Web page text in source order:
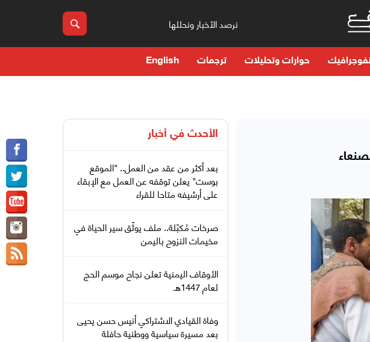
نرصد الأخبار ونحللها
حوارات وتحليلات ترجمات English
الأحدث في أخبار
بعد أكثر من عقد من العمل.. "الموقع
بوست" يعلن توقفه عن العمل مع الإبقاء
على أرشيفه متاحا للقراء
صرخات مُكبّلة.. ملف يوثّق سير الحياة في
مخيمات النزوح باليمن
الأوقاف اليمنية تعلن نجاح موسم الحج
لعام 1447هـ
وفاة القيادي الاشتراكي أنيس حسن يحيى
بعد مسيرة سياسية ووطنية حافلة